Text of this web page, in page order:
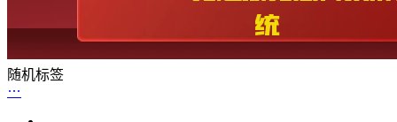
随机标签